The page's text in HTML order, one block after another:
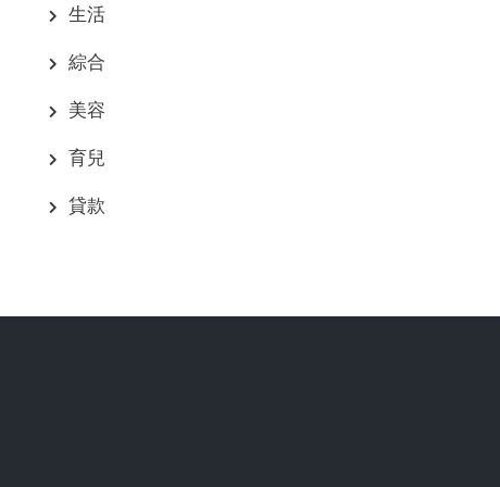
生活
綜合
美容
育兒
貸款